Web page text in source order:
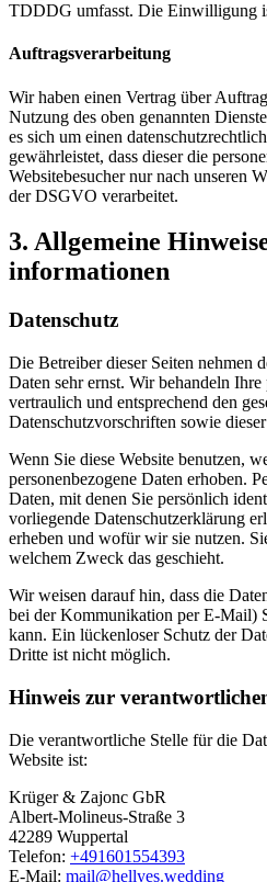
TDDDG umfasst. Die Einwilligung
Auftragsverarbeitung
Wir haben einen Vertrag über
Nutzung des oben genannten
es sich um einen
gewährleistet, dass dieser die
Websitebesucher nur nach unseren
der DSGVO verarbeitet.
3. Allgemeine
informationen
Datenschutz
Die Betreiber dieser Seiten nehmen
Daten sehr ernst. Wir behandeln Ihre
vertraulich und entsprechend den
Datenschutzvorschriften sowie
Wenn Sie diese Website benutzen,
personenbezogene Daten erhoben.
Daten, mit denen Sie persönlich
vorliegende Datenschutzerklärung
erheben und wofür wir sie nutzen.
welchem Zweck das geschieht.
Wir weisen darauf hin, dass die
bei der Kommunikation per E-Mail)
kann. Ein lückenloser Schutz der
Dritte ist nicht möglich.
Hinweis zur
Die verantwortliche Stelle für die
Website ist:
Krüger & Zajonc GbR
Albert-Molineus-Straße 3
42289 Wuppertal
Telefon: +491601554393
E-Mail: mail@hellyes.wedding